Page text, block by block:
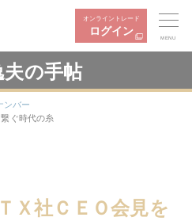
オンライントレード
ログイン
MENU
夫の手帖
ンバー
ぐ時代の糸
Ｘ社ＣＥＯ会見を